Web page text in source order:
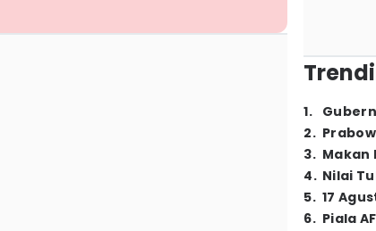
1.
2.
3. Makan
4. Nilai
5. 17
6. Piala